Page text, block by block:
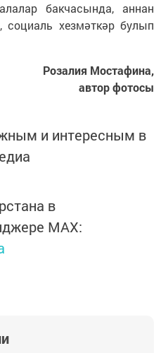
бакчасында, аннан
социаль хезмәткәр булып
Розалия Мостафина,
автор фотосы
и интересным в
в
MАХ: